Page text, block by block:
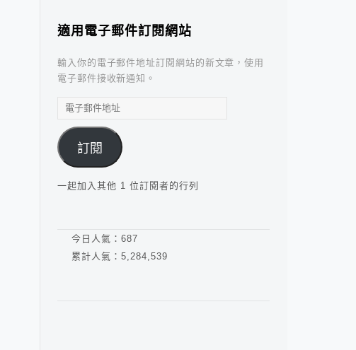
適用電子郵件訂閱網站
輸入你的電子郵件地址訂閱網站的新文章，使用
電子郵件接收新通知。
電
郵
件
地
址
訂閱
一起加入其他 1 位訂閱者的行列
今日人氣： 687
累計人氣： 5,284,539